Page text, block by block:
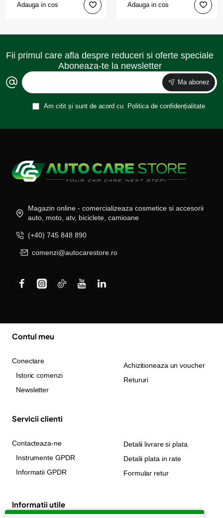
Adauga in cos Adauga in cos
Fii primul care afla despre reduceri si oferte speciale
Aboneaza-te la newsletter
Ma abonez
Am citit și sunt de acord cu Politica de confidențialitate
Magazin online - comercializeaza cosmetice si accesorii
auto, moto, atv, biciclete, camioane
(+40) 745 848 890
comenzi@autocarestore.ro
Contul meu
Conectare
Istoric comenzi
Newsletter
Achizitioneaza un voucher
Retururi
Servicii clienti
Contacteaza-ne
Instrumente GPDR
Informatii GPDR
Detalii livrare si plata
Detalii plata in rate
Formular retur
Informatii utile